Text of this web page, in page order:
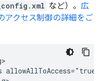
など）。 広
アクセス制御の詳細をご
allowAllToAccess="true"